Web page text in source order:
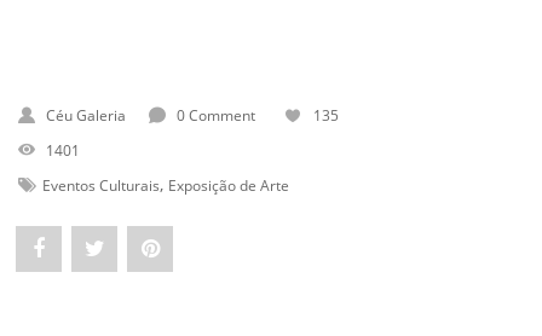
Céu Galeria 0 Comment
135
1401
Eventos Culturais, Exposição de Arte
Share Post Pin